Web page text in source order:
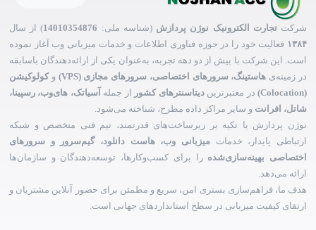
شرکتتجارت الکترونیک نوژن پردازش (شناسه ملی: 14010354876) از سال
۱۳۸۴ فعالیت خود را در حوزه فناوری اطلاعات و خدمات میزبانی وب آغاز نموده
است. این شرکت با بیش از دو دهه تجربه، به‌عنوان یکی از ارائه‌دهندگان باسابقه
در زمینه‌ی هاستینگ، سرورهای اختصاصی، سرورهای مجازی (VPS) وکولوکیشن
(Colocation)
در معتبرتریندیتاسنترهای کشور از جمله آسیاتک، های‌وب، رسپینا،
شاتل، افرانت و سایر مراکز داده مطرح، شناخته می‌شود.
نوژن پردازش با تکیه بر زیرساخت‌های قدرتمند، تیم فنی متخصص و شبکه
ارتباطی پایدار، خدمات میزبانی وب، هاست دانلود، گیم‌سرور و سرورهای
اختصاصی بهینه‌سازی‌شده را برای کسب‌وکارها، توسعه‌دهندگان و سازمان‌ها
ارائه می‌دهد.
هدف ما، فراهم‌سازی بستری امن، سریع و مطمئن برای حضور آنلاین مشتریان و
ارتقای کیفیت میزبانی در سطح استانداردهای جهانی است.